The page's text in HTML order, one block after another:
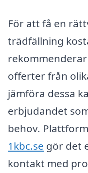
För att få en
trädfällning
offerter från
jämföra dessa
erbjudandet
behov.
1kbc.se gör det
kontakt med